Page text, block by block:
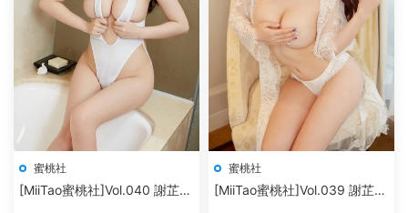
蜜桃社
[MiiTao蜜桃社]Vol.040 謝芷馨
蜜桃社
[MiiTao蜜桃社]Vol.039 謝芷馨